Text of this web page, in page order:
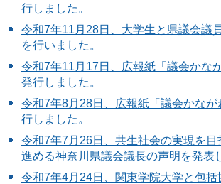
行しました。
令和7年11月28日、大学生と県議会議
を行いました。
令和7年11月17日、広報紙「議会かな
発行しました。
令和7年8月28日、広報紙「議会かなが
行しました。
令和7年7月26日、共生社会の実現を目
進める神奈川県議会議長の声明を発表
令和7年4月24日、関東学院大学と包括